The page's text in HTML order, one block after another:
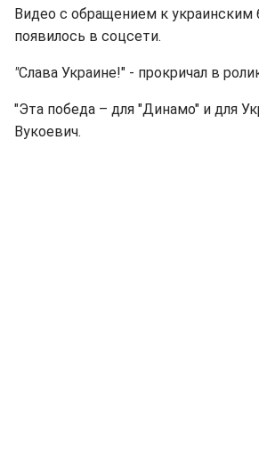
Видео с обращением к украинским
появилось в соцсети.
"Слава Украине!" - прокричал в
"Эта победа – для "Динамо" и для
Вукоевич.